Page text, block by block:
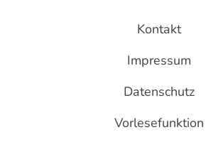
Kontakt
Impressum
Datenschutz
Vorlesefunktion